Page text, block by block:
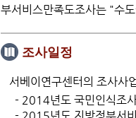
부서비스만족도조사는 "수
조사일정
서베이연구센터의 조사사
- 2014년도 국민인식조
- 2015년도 지방정부서